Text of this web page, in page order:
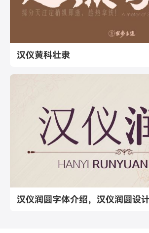
汉仪黄科壮隶
汉仪润圆字体介绍，汉仪润圆设